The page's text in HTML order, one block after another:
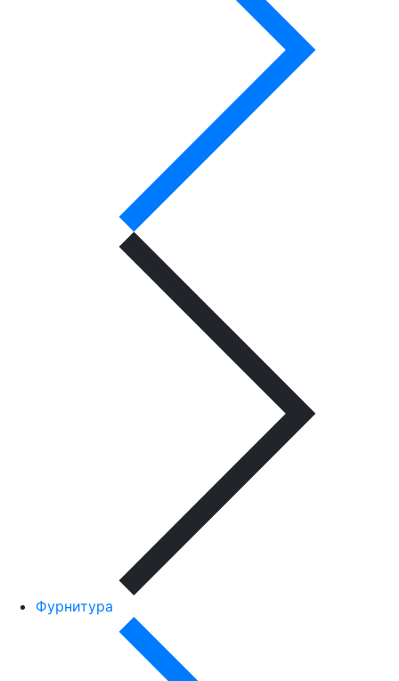
Фурнитура